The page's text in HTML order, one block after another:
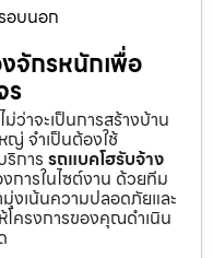
อบนอก
จักรหนักเพื่อ
ร
ว่าจะเป็นการสร้างบ้าน
ญ่ จำเป็นต้องใช้
การ รถแบคโฮรับจ้าง
การในไซต์งาน ด้วยทีม
งเน้นความปลอดภัยและ
โครงการของคุณดำเนิน